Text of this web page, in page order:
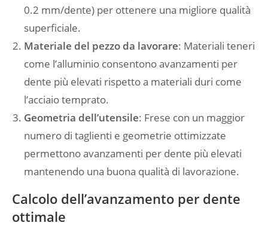
0.2 mm/dente) per ottenere una migliore qualità
superficiale.
Materiale del pezzo da lavorare: Materiali teneri
come l’alluminio consentono avanzamenti per
dente più elevati rispetto a materiali duri come
l’acciaio temprato.
Geometria dell’utensile: Frese con un maggior
numero di taglienti e geometrie ottimizzate
permettono avanzamenti per dente più elevati
mantenendo una buona qualità di lavorazione.
Calcolo dell’avanzamento per dente
ottimale